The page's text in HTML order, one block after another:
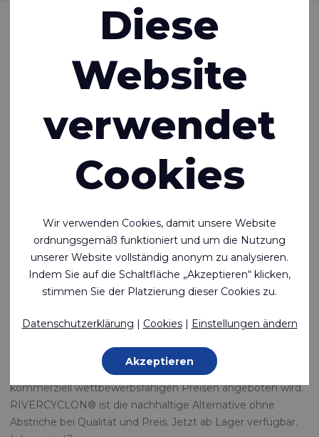
Neuigkeiten RIVERCYCLON®, DIE
NACHHALTIGE ALTERNATIVE ZU PVC-BESCHICHTETEN
RIVERCYCLON®,
DIE NACHHALTIGE
ALTERNATIVE ZU
PVC-
BESCHICHTETEN
STOFFEN
unser neues recycelbares und schweißbares Gewebe.
beschichteten Geweben entwickelt. Es ist frei von giftigen
Chemikalien und das erste Gewebe seiner Art, das zu
kommerziell wettbewerbsfähigen Preisen angeboten wird.
RIVERCYCLON® ist die nachhaltige Alternative ohne
Abstriche bei Qualität und Preis. Jetzt ab Lager verfügbar.
Diese
Website
verwendet
Cookies
Wir verwenden Cookies, damit unsere Website
ordnungsgemäß funktioniert und um die Nutzung
unserer Website vollständig anonym zu analysieren.
Indem Sie auf die Schaltfläche „Akzeptieren“ klicken,
stimmen Sie der Platzierung dieser Cookies zu.
Datenschutzerklärung | Cookies| Einstellungen ändern
Akzeptieren